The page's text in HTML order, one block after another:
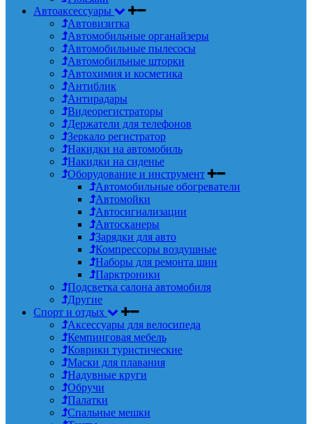
Автоаксессуары
Автовизитка
Автомобильные органайзеры
Автомобильные пылесосы
Автомобильные шторки
Автохимия и косметика
Антиблик
Антирадары
Видеорегистраторы
Держатели для телефонов
Зеркало регистратор
Накидки на автомобиль
Накидки на сиденье
Оборудование и инструмент
Автомобильные обогреватели
Автомойки
Автосигнализации
Автосканеры
Зарядки для авто
Компрессоры воздушные
Наборы для ремонта шин
Парктроники
Подсветка салона автомобиля
Другие
Спорт и отдых
Аксессуары для велосипеда
Кемпинговая мебель
Коврики туристические
Маски для плавания
Надувные круги
Обручи
Палатки
Спальные мешки